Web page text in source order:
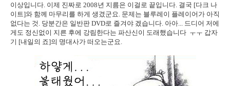
이상입니다. 이제 진짜로 2008년 지름은 이걸로 끝입니다. 결국 [다크 나
이트]와 함께 마무리를 하게 생겼군요. 문제는 블루레이 플레이어가 아직
없다는 것. 당분간은 일반판 DVD로 즐겨야 겠습니다. 아아... 드디어 저에
게도 정신없이 지른 후에 강림한다는 파산신이 도래했습니다 ㅜㅜ 갑자
기 [내일의 죠]의 명대사가 떠오는군요.